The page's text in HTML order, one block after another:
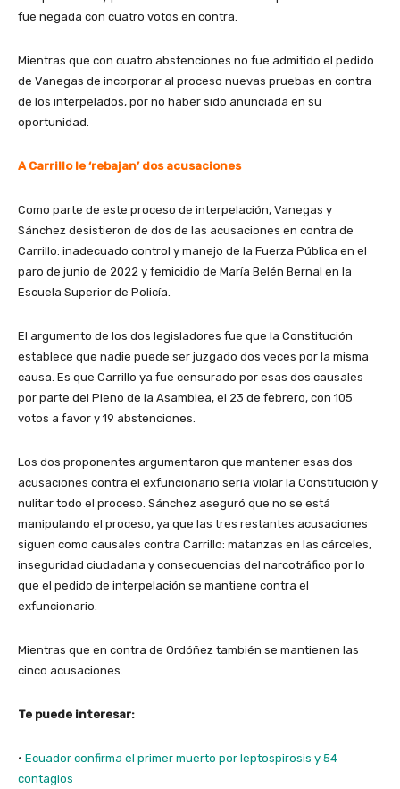
fue negada con cuatro votos en contra.
Mientras que con cuatro abstenciones no fue admitido el pedido
de Vanegas de incorporar al proceso nuevas pruebas en contra
de los interpelados, por no haber sido anunciada en su
oportunidad.
A Carrillo le ‘rebajan’ dos acusaciones
Como parte de este proceso de interpelación, Vanegas y
Sánchez desistieron de dos de las acusaciones en contra de
Carrillo: inadecuado control y manejo de la Fuerza Pública en el
paro de junio de 2022 y femicidio de María Belén Bernal en la
Escuela Superior de Policía.
El argumento de los dos legisladores fue que la Constitución
establece que nadie puede ser juzgado dos veces por la misma
causa. Es que Carrillo ya fue censurado por esas dos causales
por parte del Pleno de la Asamblea, el 23 de febrero, con 105
votos a favor y 19 abstenciones.
Los dos proponentes argumentaron que mantener esas dos
acusaciones contra el exfuncionario sería violar la Constitución y
nulitar todo el proceso. Sánchez aseguró que no se está
manipulando el proceso, ya que las tres restantes acusaciones
siguen como causales contra Carrillo: matanzas en las cárceles,
inseguridad ciudadana y consecuencias del narcotráfico por lo
que el pedido de interpelación se mantiene contra el
exfuncionario.
Mientras que en contra de Ordóñez también se mantienen las
cinco acusaciones.
Te puede interesar:
· Ecuador confirma el primer muerto por leptospirosis y 54
contagios